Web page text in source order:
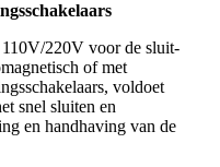
220V voor de sluit-
of met
voldoet
snel sluiten en
en handhaving van de